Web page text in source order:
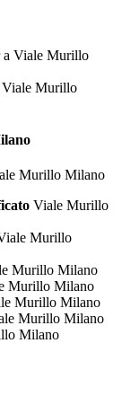
Viale Murillo
Murillo Milano
Viale Murillo
Murillo
Murillo Milano
Murillo Milano
Murillo Milano
Murillo Milano
Milano